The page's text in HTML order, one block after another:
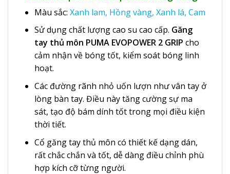
Màu sắc: Xanh lam, Hồng vàng, Xanh lá, Cam
Sử dụng chất lượng cao su cao cấp. Găng
tay thủ môn PUMA EVOPOWER 2 GRIP cho
cảm nhận về bóng tốt, kiểm soát bóng linh
hoạt.
Các đường rãnh nhỏ uốn lượn như vân tay ở
lòng bàn tay. Điều này tăng cường sự ma
sát, tạo độ bám dính tốt trong mọi điều kiện
thời tiết.
Cổ găng tay thủ môn có thiết kế dạng dán,
rất chắc chắn và tốt, dễ dàng điều chỉnh phù
hợp kích cỡ từng người.